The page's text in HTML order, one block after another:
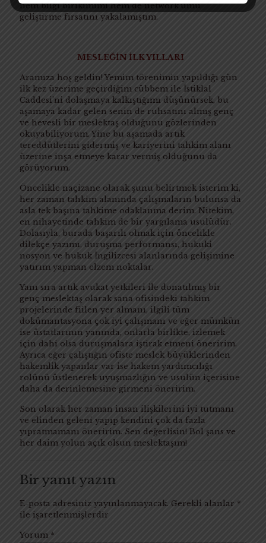
hem bilgi birikimimi hem de network’ümü
geliştirme fırsatını yakalamıştım.
MESLEĞİN İLK YILLARI
Aramıza hoş geldin! Yemim törenimin yapıldığı gün
ilk kez üzerime geçirdiğim cübbem ile İstiklal
Caddesi’ni dolaşmaya kalkıştığımı düşünürsek, bu
aşamaya kadar gelen senin de ruhsatını almış genç
ve hevesli bir meslektaş olduğunu gözlerinden
okuyabiliyorum. Yine bu aşamada artık
tereddütlerini gidermiş ve kariyerini tahkim alanı
üzerine inşa etmeye karar vermiş olduğunu da
görüyorum.
Öncelikle naçizane olarak şunu belirtmek isterim ki,
her zaman tahkim alanında çalışmaların bulunsa da
asla tek başına tahkime odaklanma derim. Nitekim,
en nihayetinde tahkim de bir yargılama usulüdür.
Dolasıyla, burada başarılı olmak için öncelikle
dilekçe yazımı, duruşma performansı, hukuki
nosyon ve hukuk İngilizcesi alanlarında gelişimine
yatırım yapman elzem noktalar.
Yanı sıra artık avukat yetkileri ile donatılmış bir
genç meslektaş olarak sana ofisindeki tahkim
projelerinde fiilen yer almanı, ilgili tüm
dokümantasyona çok iyi çalışmanı ve eğer mümkün
ise üstatlarının yanında, onlarla birlikte, izlemek
için dahi olsa duruşmalara iştirak etmeni öneririm.
Ayrıca eğer çalıştığın ofiste meslek büyüklerinden
hakemlik yapanlar var ise hakem yardımcılığı
rolünü üstlenerek uyuşmazlığın ve usulün içerisine
daha da derinlemesine girmeni öneririm.
Son olarak her zaman insan ilişkilerini iyi tutmanı
ve elinden geleni yapıp kendini çok da fazla
yıpratmamanı öneririm. Sen değerlisin! Bol şans ve
her daim yolun açık olsun meslektaşım!
Bir yanıt yazın
E-posta adresiniz yayınlanmayacak. Gerekli alanlar *
ile işaretlenmişlerdir
Yorum *